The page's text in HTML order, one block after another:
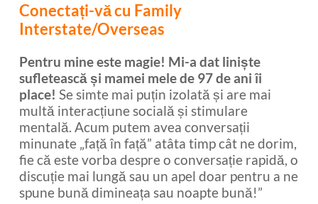
Conectați-vă cu Family
Interstate/Overseas
Pentru mine este magie! Mi-a dat liniște
sufletească și mamei mele de 97 de ani îi
place! Se simte mai puțin izolată și are mai
multă interacțiune socială și stimulare
mentală. Acum putem avea conversații
minunate „față în față” atâta timp cât ne dorim,
fie că este vorba despre o conversație rapidă, o
discuție mai lungă sau un apel doar pentru a ne
spune bună dimineața sau noapte bună!”